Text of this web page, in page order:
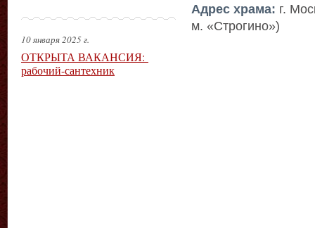
Адрес храма: г.
м. «Строгино»)
10 января 2025 г.
ОТКРЫТА ВАКАНСИЯ:
рабочий-сантехник